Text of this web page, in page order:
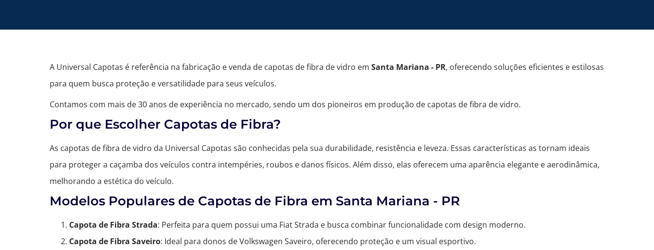
A Universal Capotas é referência na fabricação e venda de capotas de fibra de vidro em Santa Mariana - PR, oferecendo soluções eficientes e estilosas
para quem busca proteção e versatilidade para seus veículos.
Contamos com mais de 30 anos de experiência no mercado, sendo um dos pioneiros em produção de capotas de fibra de vidro.
Por que Escolher Capotas de Fibra?
As capotas de fibra de vidro da Universal Capotas são conhecidas pela sua durabilidade, resistência e leveza. Essas características as tornam ideais
para proteger a caçamba dos veículos contra intempéries, roubos e danos físicos. Além disso, elas oferecem uma aparência elegante e aerodinâmica,
melhorando a estética do veículo.
Modelos Populares de Capotas de Fibra em Santa Mariana - PR
Capota de Fibra Strada: Perfeita para quem possui uma Fiat Strada e busca combinar funcionalidade com design moderno.
Capota de Fibra Saveiro: Ideal para donos de Volkswagen Saveiro, oferecendo proteção e um visual esportivo.